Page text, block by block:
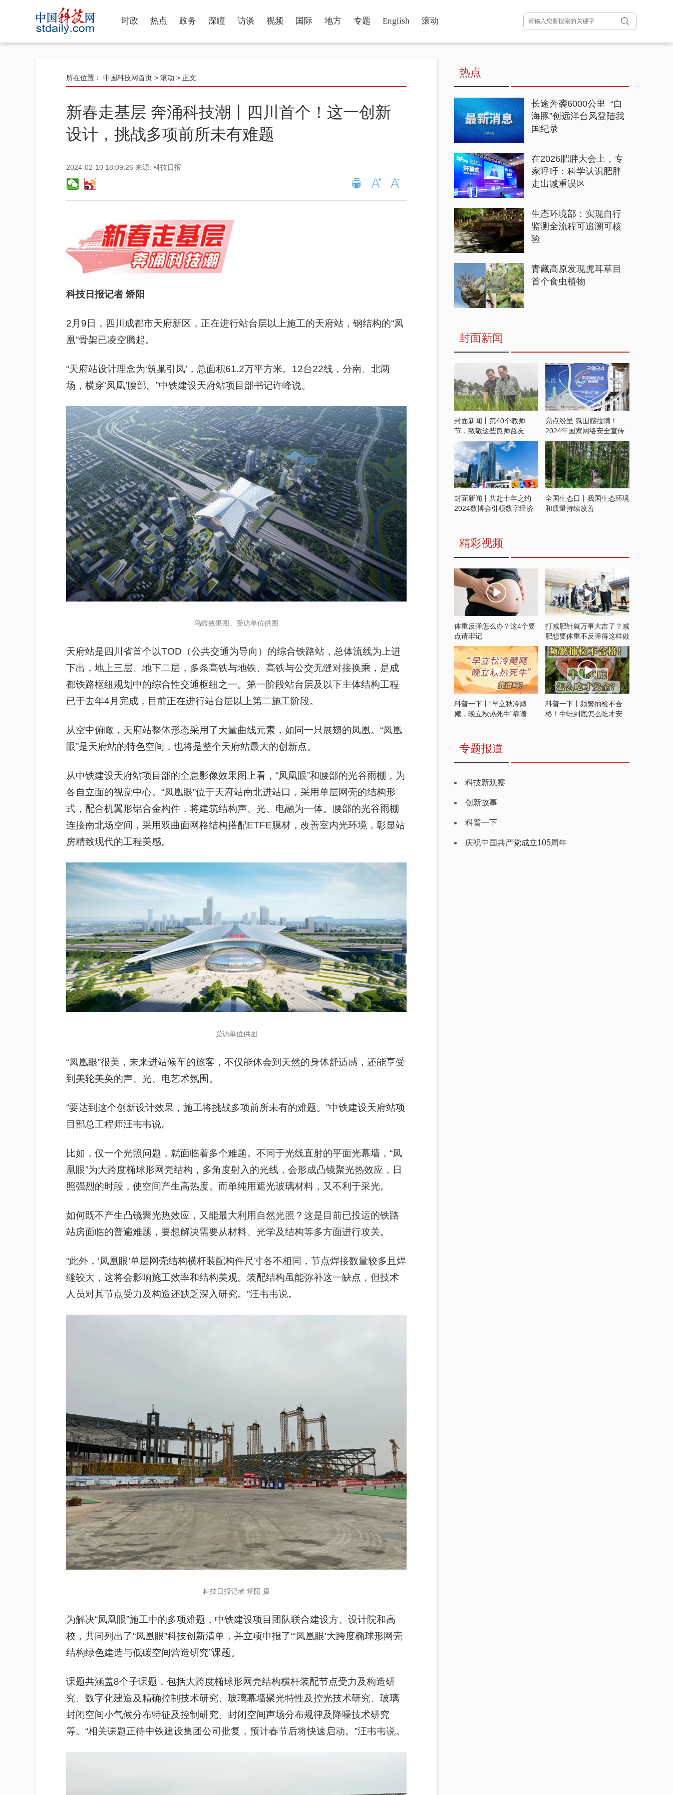
时政 热点 政务 深瞳 访谈 视频 国际 地方 专题 English 滚动
所在位置： 中国科技网首页 > 滚动 > 正文
新春走基层 奔涌科技潮丨四川首个！这一创新
设计，挑战多项前所未有难题
2024-02-10 18:09:26 来源: 科技日报
科技日报记者 矫阳
2月9日，四川成都市天府新区，正在进行站台层以上施工的天府站，钢结构的“凤
凰”骨架已凌空腾起。
“天府站设计理念为‘筑巢引凤’，总面积61.2万平方米。12台22线，分南、北两
场，横穿‘凤凰’腰部。”中铁建设天府站项目部书记许峰说。
鸟瞰效果图。受访单位供图
天府站是四川省首个以TOD（公共交通为导向）的综合铁路站，总体流线为上进
下出，地上三层、地下二层，多条高铁与地铁、高铁与公交无缝对接换乘，是成
都铁路枢纽规划中的综合性交通枢纽之一。第一阶段站台层及以下主体结构工程
已于去年4月完成，目前正在进行站台层以上第二施工阶段。
从空中俯瞰，天府站整体形态采用了大量曲线元素，如同一只展翅的凤凰。“凤凰
眼”是天府站的特色空间，也将是整个天府站最大的创新点。
从中铁建设天府站项目部的全息影像效果图上看，“凤凰眼”和腰部的光谷雨棚，为
各自立面的视觉中心。“凤凰眼”位于天府站南北进站口，采用单层网壳的结构形
式，配合机翼形铝合金构件，将建筑结构声、光、电融为一体。腰部的光谷雨棚
连接南北场空间，采用双曲面网格结构搭配ETFE膜材，改善室内光环境，彰显站
房精致现代的工程美感。
受访单位供图
“凤凰眼”很美，未来进站候车的旅客，不仅能体会到天然的身体舒适感，还能享受
到美轮美奂的声、光、电艺术氛围。
“要达到这个创新设计效果，施工将挑战多项前所未有的难题。”中铁建设天府站项
目部总工程师汪韦韦说。
比如，仅一个光照问题，就面临着多个难题。不同于光线直射的平面光幕墙，“凤
凰眼”为大跨度椭球形网壳结构，多角度射入的光线，会形成凸镜聚光热效应，日
照强烈的时段，使空间产生高热度。而单纯用遮光玻璃材料，又不利于采光。
如何既不产生凸镜聚光热效应，又能最大利用自然光照？这是目前已投运的铁路
站房面临的普遍难题，要想解决需要从材料、光学及结构等多方面进行攻关。
“此外，‘凤凰眼’单层网壳结构横杆装配构件尺寸各不相同，节点焊接数量较多且焊
缝较大，这将会影响施工效率和结构美观。装配结构虽能弥补这一缺点，但技术
人员对其节点受力及构造还缺乏深入研究。”汪韦韦说。
科技日报记者 矫阳 摄
为解决“凤凰眼”施工中的多项难题，中铁建设项目团队联合建设方、设计院和高
校，共同列出了“凤凰眼”科技创新清单，并立项申报了“‘凤凰眼’大跨度椭球形网壳
结构绿色建造与低碳空间营造研究”课题。
课题共涵盖8个子课题，包括大跨度椭球形网壳结构横杆装配节点受力及构造研
究、数字化建造及精确控制技术研究、玻璃幕墙聚光特性及控光技术研究、玻璃
封闭空间小气候分布特征及控制研究、封闭空间声场分布规律及降噪技术研究
等。“相关课题正待中铁建设集团公司批复，预计春节后将快速启动。”汪韦韦说。
热点
长途奔袭6000公里 “白
海豚”创远洋台风登陆我
国纪录
在2026肥胖大会上，专
家呼吁：科学认识肥胖
走出减重误区
生态环境部：实现自行
监测全流程可追溯可核
验
青藏高原发现虎耳草目
首个食虫植物
封面新闻
封面新闻丨第40个教师
节，致敬这些良师益友
亮点纷呈 氛围感拉满！
2024年国家网络安全宣传
周开启
封面新闻丨共赴十年之约
2024数博会引领数字经济
全国生态日丨我国生态环境
和质量持续改善
精彩视频
体重反弹怎么办？这4个要
点请牢记
打减肥针就万事大吉了？减
肥想要体重不反弹得这样做
科普一下丨“早立秋冷飕
飕，晚立秋热死牛”靠谱
科普一下丨频繁抽检不合
格！牛蛙到底怎么吃才安
专题报道
科技新观察
创新故事
科普一下
庆祝中国共产党成立105周年